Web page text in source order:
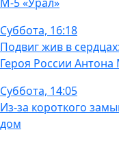
Суббота, 16:18
Подвиг жив в
Героя России
Суббота, 14:05
Из-за короткого
дом